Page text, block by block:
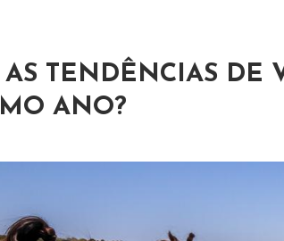
TENDÊNCIAS DE
ANO?